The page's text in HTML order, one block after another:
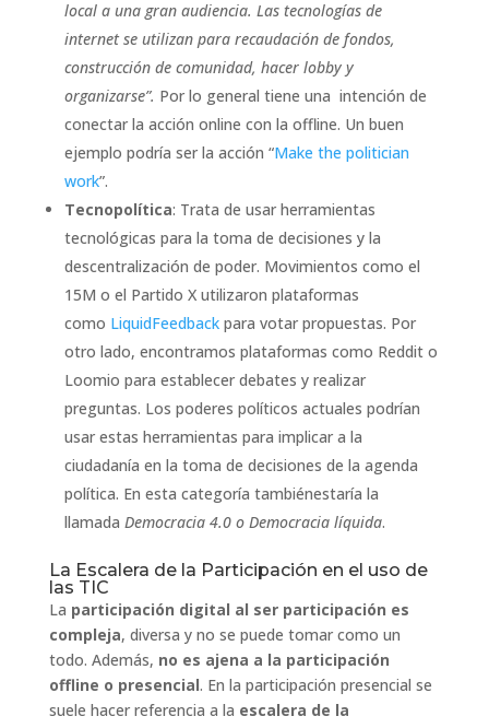
local a una gran audiencia. Las tecnologías de
internet se utilizan para recaudación de fondos,
construcción de comunidad, hacer lobby y
organizarse”. Por lo general tiene una intención de
conectar la acción online con la offline. Un buen
ejemplo podría ser la acción “Make the politician
work”.
Tecnopolítica: Trata de usar herramientas
tecnológicas para la toma de decisiones y la
descentralización de poder. Movimientos como el
15M o el Partido X utilizaron plataformas
como LiquidFeedbackpara votar propuestas. Por
otro lado, encontramos plataformas como Reddit o
Loomio para establecer debates y realizar
preguntas. Los poderes políticos actuales podrían
usar estas herramientas para implicar a la
ciudadanía en la toma de decisiones de la agenda
política. En esta categoría tambiénestaría la
llamada Democracia 4.0 o Democracia líquida.
La Escalera de la Participación en el uso de
las TIC
La participación digital al ser participación es
compleja, diversa y no se puede tomar como un
todo. Además, no es ajena a la participación
offline o presencial. En la participación presencial se
suele hacer referencia a la escalera de la